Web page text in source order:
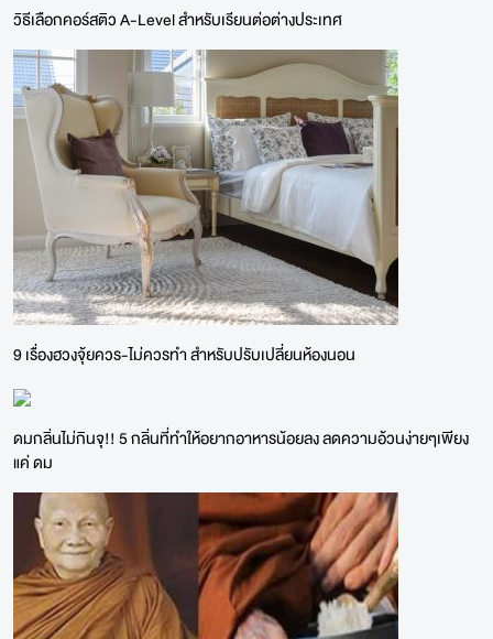
วิธีเลือกคอร์สติว A-Level สำหรับเรียนต่อต่างประเทศ
9 เรื่องฮวงจุ้ยควร-ไม่ควรทำ สำหรับปรับเปลี่ยนห้องนอน
ดมกลิ่นไม่กินจุ!! 5 กลิ่นที่ทำให้อยากอาหารน้อยลง ลดความอ้วนง่ายๆเพียง
แค่ ดม